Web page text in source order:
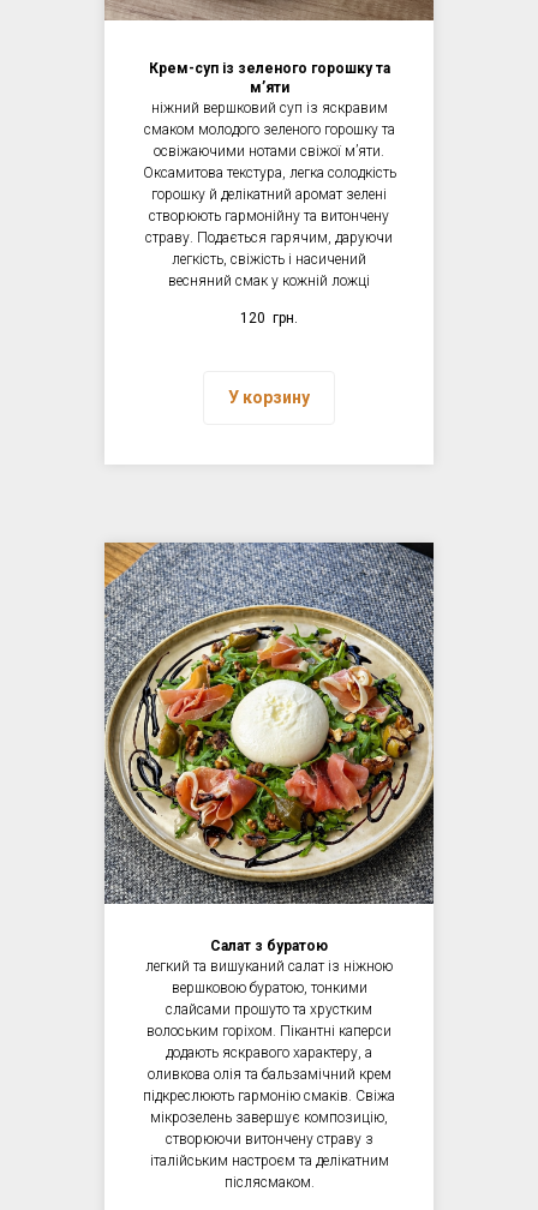
Крем-суп із зеленого горошку та
мʼяти
ніжний вершковий суп із яскравим
смаком молодого зеленого горошку та
освіжаючими нотами свіжої мʼяти.
Оксамитова текстура, легка солодкість
горошку й делікатний аромат зелені
створюють гармонійну та витончену
страву. Подається гарячим, даруючи
легкість, свіжість і насичений
весняний смак у кожній ложці
120 грн.
У корзину
Салат з буратою
легкий та вишуканий салат із ніжною
вершковою буратою, тонкими
слайсами прошуто та хрустким
волоським горіхом. Пікантні каперси
додають яскравого характеру, а
оливкова олія та бальзамічний крем
підкреслюють гармонію смаків. Свіжа
мікрозелень завершує композицію,
створюючи витончену страву з
італійським настроєм та делікатним
післясмаком.